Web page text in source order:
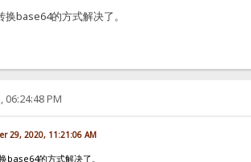
base64的方式解决了。
PM
29, 2020, 11:21:06 AM
base64的方式解决了。